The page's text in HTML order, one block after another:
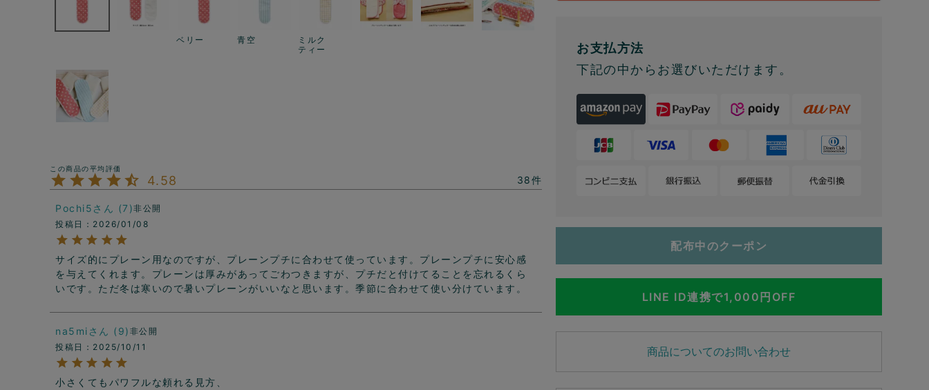
ベリー 青空
ミルク
ティー
4.58 38
Pochi5 7 非公開
投稿日
2026/01/08
サイズ的にプレーン用なのですが、プレーンプチに合わせて使っています。プレーンプチに安心感
を与えてくれます。プレーンは厚みがあってごわつきますが、プチだと付けてることを忘れるくら
いです。ただ冬は寒いので暑いプレーンがいいなと思います。季節に合わせて使い分けています。
na5mi 9 非公開
投稿日
2025/10/11
小さくてもパワフルな頼れる見方、
お支払方法
下記の中からお選びいただけます。
配布中のクーポン
LINE ID連携で1,000円OFF
商品についてのお問い合わせ